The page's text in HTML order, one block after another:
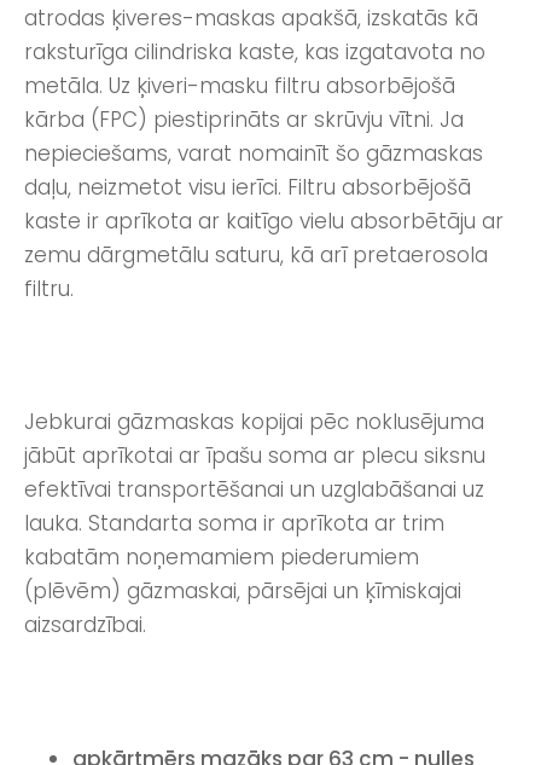
atrodas ķiveres-maskas apakšā, izskatās kā
raksturīga cilindriska kaste, kas izgatavota no
metāla. Uz ķiveri-masku filtru absorbējošā
kārba (FPC) piestiprināts ar skrūvju vītni. Ja
nepieciešams, varat nomainīt šo gāzmaskas
daļu, neizmetot visu ierīci. Filtru absorbējošā
kaste ir aprīkota ar kaitīgo vielu absorbētāju ar
zemu dārgmetālu saturu, kā arī pretaerosola
filtru.
Jebkurai gāzmaskas kopijai pēc noklusējuma
jābūt aprīkotai ar īpašu soma ar plecu siksnu
efektīvai transportēšanai un uzglabāšanai uz
lauka. Standarta soma ir aprīkota ar trim
kabatām noņemamiem piederumiem
(plēvēm) gāzmaskai, pārsējai un ķīmiskajai
aizsardzībai.
apkārtmērs mazāks par 63 cm - nulles